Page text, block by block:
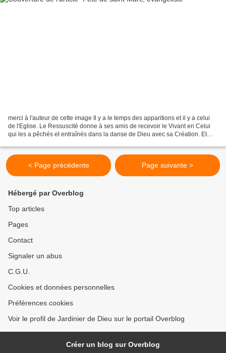
merci à l'auteur de cette image Il y a le temps des apparitions et il y a celui
de l'Eglise. Le Ressuscité donne à ses amis de recevoir le Vivant en Celui
qui les a pêchés et entraînés dans la danse de Dieu avec sa Création. Et
< Page précédente Page suivante >
Hébergé par Overblog
Top articles
Pages
Contact
Signaler un abus
C.G.U.
Cookies et données personnelles
Préférences cookies
Voir le profil de Jardinier de Dieu sur le portail Overblog
Créer un blog sur Overblog